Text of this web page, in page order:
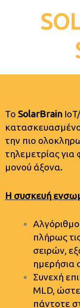
To SolarBrain
την πιο
τηλεμετρίας
μονού άξονα.
Η συσκευή
πλήρως
σειρών,
ημερήσια
Συνεχή
MLD,
πάντοτε